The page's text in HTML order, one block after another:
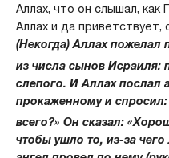
Аллах, что он слышал, как
Аллах и да приветствует,
(Некогда) Аллах пожелал
из числа сынов Исраиля:
слепого. И Аллах послал
прокаженному и
всего?» Он сказал:
чтобы ушло то, из-за